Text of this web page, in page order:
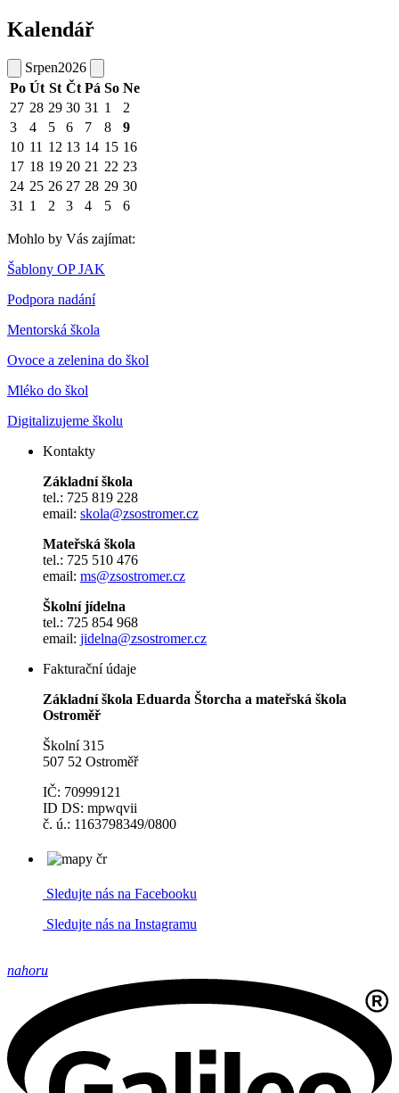
Kalendář
Srpen2026
Po Út St Čt Pá So Ne
27 28 29 30 31 1
2
3
4 5 6 7 8
9
10 11 12 13 14 15 16
17 18 19 20 21 22 23
24 25 26 27 28 29 30
31 1 2 3 4 5 6
Mohlo by Vás zajímat:
Šablony OP JAK
Podpora nadání
Mentorská škola
Ovoce a zelenina do škol
Mléko do škol
Digitalizujeme školu
Kontakty
Základní škola
tel.: 725 819 228
email: skola@zsostromer.cz
Mateřská škola
tel.: 725 510 476
email: ms@zsostromer.cz
Školní jídelna
tel.: 725 854 968
email: jidelna@zsostromer.cz
Fakturační údaje
Základní škola Eduarda Štorcha a mateřská škola
Ostroměř
Školní 315
507 52 Ostroměř
IČ: 70999121
ID DS: mpwqvii
č. ú.: 1163798349/0800
Sledujte nás na Facebooku
Sledujte nás na Instagramu
nahoru